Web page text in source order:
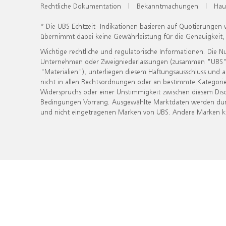
Rechtliche Dokumentation | Bekanntmachungen |
* Die UBS Echtzeit- Indikationen basieren auf
übernimmt dabei keine Gewährleistung für die
Wichtige rechtliche und regulatorische Informationen. Die
Unternehmen oder Zweigniederlassungen (zusammen
"Materialien"), unterliegen diesem Haftungsausschluss
nicht in allen Rechtsordnungen oder an bestimmte
Widerspruchs oder einer Unstimmigkeit zwischen diesem
Bedingungen Vorrang. Ausgewählte Marktdaten werden
und nicht eingetragenen Marken von UBS. Andere Marken